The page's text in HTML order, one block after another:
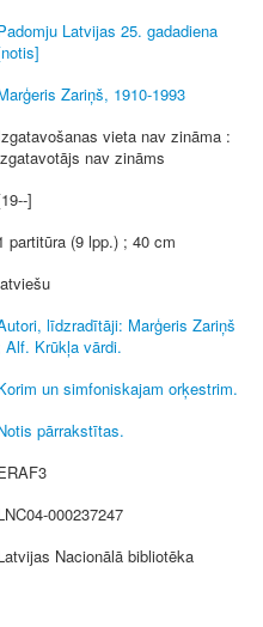
Latvijas 25. gadadiena
Zariņš, 1910-1993
vieta nav zināma :
nav zināms
]
partitūra (9 lpp.) ; 40 cm
līdzradītāji: Marģeris Zariņš
Alf. Krūkļa vārdi.
un simfoniskajam orķestrim.
pārrakstītas.
000237247
Nacionālā bibliotēka